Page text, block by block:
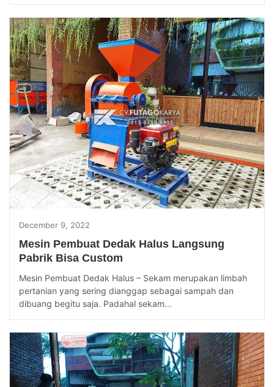
December 9, 2022
Mesin Pembuat Dedak Halus Langsung
Pabrik Bisa Custom
Mesin Pembuat Dedak Halus – Sekam merupakan limbah
pertanian yang sering dianggap sebagai sampah dan
dibuang begitu saja. Padahal sekam...